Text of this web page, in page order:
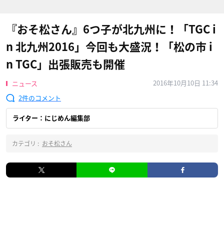
『おそ松さん』6つ子が北九州に！「TGC i
n​ 北九州2016​」今回も大盛況！「松の市 i
n TGC」出張販売も開催
ニュース
2016年10月10日 11:34
2
ライター：にじめん編集部
カテゴリ : おそ松さん